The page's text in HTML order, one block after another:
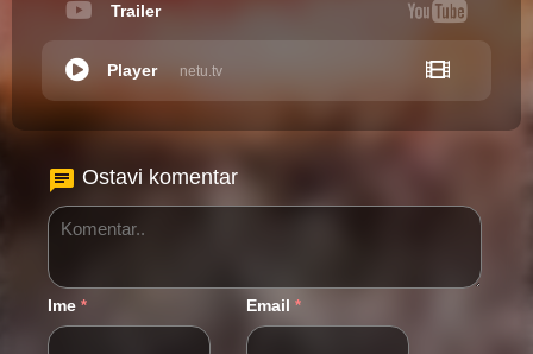
Trailer
netu.tv
Player
Ostavi komentar
Ime * Email *